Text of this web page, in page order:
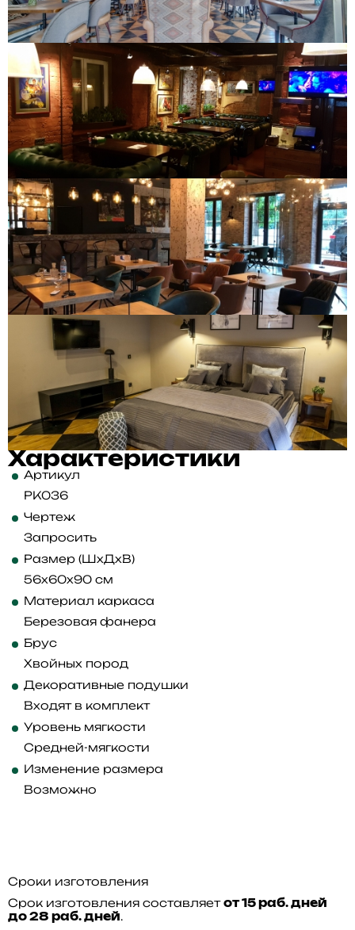
Характеристики
Артикул
PK036
Чертеж
Запросить
Размер (ШхДхВ)
56x60x90 см
Материал каркаса
Березовая фанера
Брус
Хвойных пород
Декоративные подушки
Входят в комплект
Уровень мягкости
Средней-мягкости
Изменение размера
Возможно
Сроки изготовления
Срок изготовления составляет от 15 раб. дней
до 28 раб. дней.